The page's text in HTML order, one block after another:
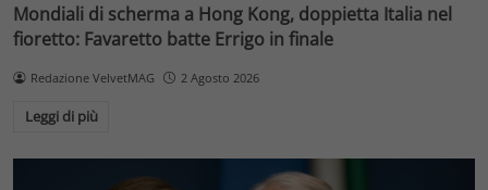
Mondiali di scherma a Hong Kong, doppietta Italia nel
fioretto: Favaretto batte Errigo in finale
Redazione VelvetMAG 2 Agosto 2026
Leggi di più